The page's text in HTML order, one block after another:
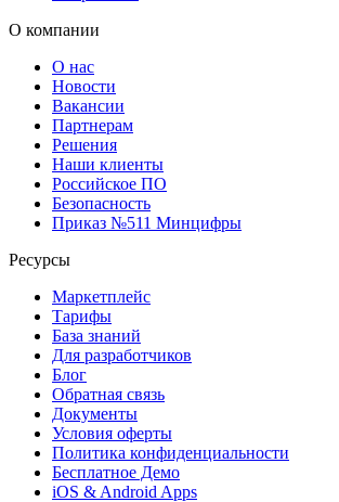
О компании
О нас
Новости
Вакансии
Партнерам
Решения
Наши клиенты
Российское ПО
Безопасность
Приказ №511 Минцифры
Ресурсы
Маркетплейс
Тарифы
База знаний
Для разработчиков
Блог
Обратная связь
Документы
Условия оферты
Политика конфиденциальности
Бесплатное Демо
iOS & Android Apps